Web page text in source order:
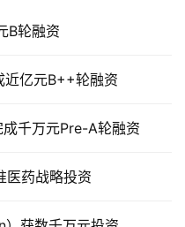
B轮融资
亿元B++轮融资
千万元Pre-A轮融资
医药战略投资